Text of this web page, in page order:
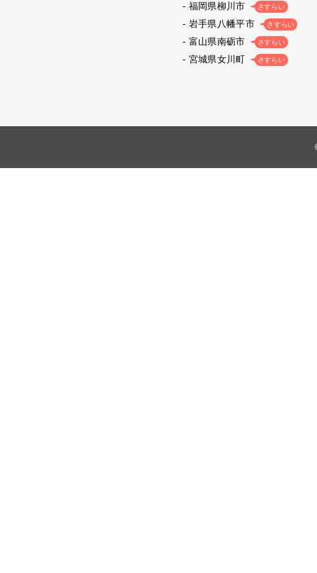
福岡県柳川市 さすらい
岩手県八幡平市 さすらい
富山県南砺市 さすらい
宮城県女川町 さすらい